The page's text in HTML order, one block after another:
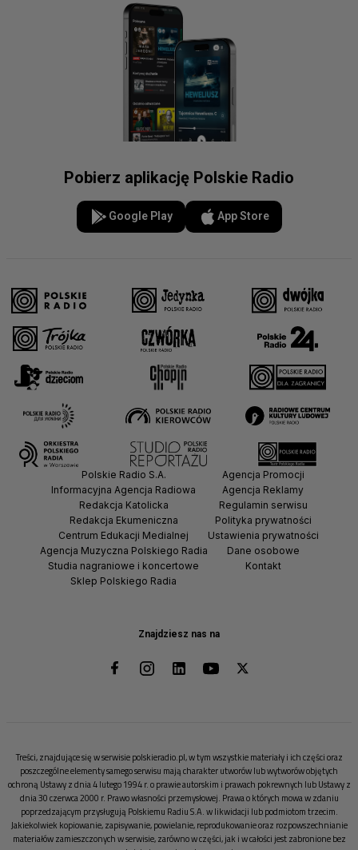
Pobierz aplikację Polskie Radio
Google Play App Store
Znajdziesz nas na
Polskie Radio S.A.
Informacyjna Agencja Radiowa
Redakcja Katolicka
Redakcja Ekumeniczna
Centrum Edukacji Medialnej
Agencja Muzyczna Polskiego Radia
Studia nagraniowe i koncertowe
Sklep Polskiego Radia
Agencja Promocji
Agencja Reklamy
Regulamin serwisu
Polityka prywatności
Ustawienia prywatności
Dane osobowe
Kontakt
Treści, znajdujące się w serwisie polskieradio.pl, w tym wszystkie materiały i ich części oraz
poszczególne elementy samego serwisu mają charakter utworów lub wytworów objętych
ochroną Ustawy z dnia 4 lutego 1994 r. o prawie autorskim i prawach pokrewnych lub Ustawy z
dnia 30 czerwca 2000 r. Prawo własności przemysłowej. Prawa o których mowa w zdaniu
poprzedzającym przysługują Polskiemu Radiu S.A. w likwidacji lub podmiotom trzecim.
Jakiekolwiek kopiowanie, zapisywanie, powielanie, reprodukowanie oraz rozpowszechnianie
materiałów zamieszczonych w serwisie, zarówno w części, jak i w całości jest zabronione bez